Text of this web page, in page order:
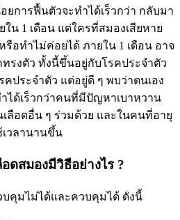
ยการฟื้นตัวจะทำได้เร็วกว่า กลับมา
ใน 1 เดือน แต่ใครที่สมองเสียหาย
อทำไม่ค่อยได้ ภายใน 1 เดือน อาจ
ทรงตัว ทั้งนี้ขึ้นอยู่กับโรคประจำตัว
ประจำตัว แต่อยู่ดี ๆ พบว่าตนเอง
ำได้เร็วกว่าคนที่มีปัญหาเบาหวาน
ลือดอื่น ๆ ร่วมด้วย และในคนที่อายุ
เวลานานขึ้น
ดสมองมีวิธีอย่างไร ?
บคุมไม่ได้และควบคุมได้ ดังนี้